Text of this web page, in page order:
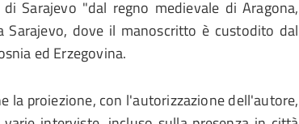
Sarajevo "dal regno medievale di Aragona,
Sarajevo, dove il manoscritto è custodito dal
ed Erzegovina.
la proiezione, con l'autorizzazione dell'autore,